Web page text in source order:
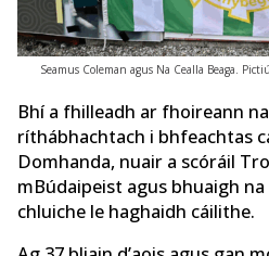
Seamus Coleman agus Na Cealla Beaga.
Bhí a fhilleadh ar fhoireann
ríthábhachtach i bhfeachtas
Domhanda, nuair a scóráil
mBúdaipeist agus bhuaigh na
chluiche le haghaidh cáilithe.